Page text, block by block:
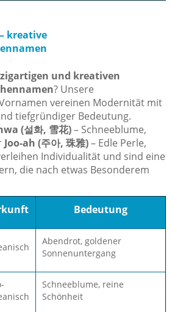
kreative
und kreativen
? Unsere
vereinen Modernität mit
tiefgründiger Bedeutung.
(설화, 雪花)– Schneeblume,
Joo-ah (주아, 珠雅)– Edle Perle,
Individualität und sind eine
die nach etwas Besonderem
Bedeutung
Abendrot, goldener
Sonnenuntergang
Schneeblume, reine
Schönheit